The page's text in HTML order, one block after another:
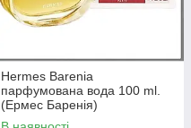
Hermes Barenia
парфумована вода 100 ml.
(Ермес Баренія)